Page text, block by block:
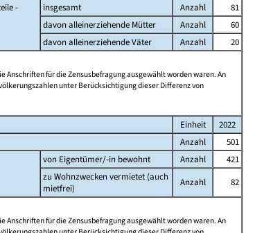
-
insgesamt Anzahl
81
davon alleinerziehende Mütter
Anzahl
60
davon alleinerziehende Väter
Anzahl
20
für die Zensusbefragung ausgewählt worden waren. An
unter Berücksichtigung dieser Differenz von
Einheit
2022
Anzahl
501
von Eigentümer/-in bewohnt Anzahl
421
zu Wohnzwecken vermietet (auch
mietfrei)
Anzahl
82
für die Zensusbefragung ausgewählt worden waren. An